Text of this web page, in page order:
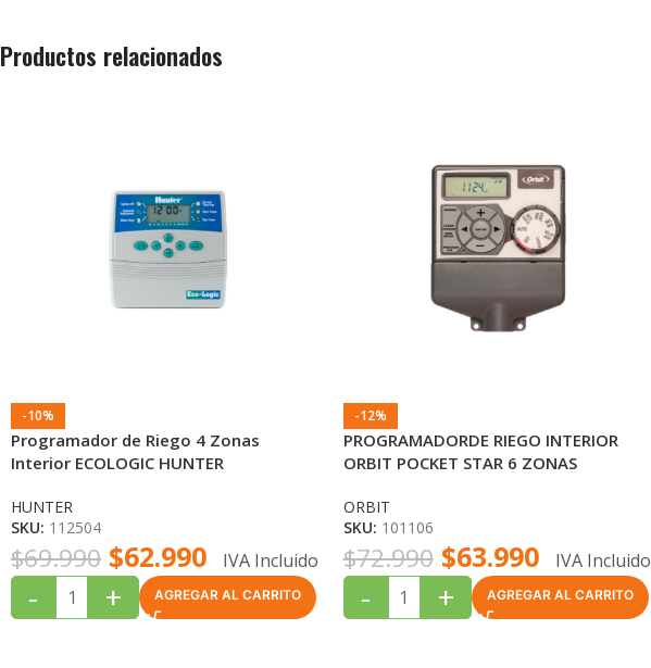
Productos relacionados
-10%
Programador de Riego 4 Zonas
Interior ECOLOGIC HUNTER
HUNTER
SKU: 112504
$69.990 $62.990 IVA Incluido
- + AGREGAR AL CARRITO
-12%
PROGRAMADORDE RIEGO INTERIOR
ORBIT POCKET STAR 6 ZONAS
ORBIT
SKU: 101106
$72.990 $63.990 IVA Incluido
- + AGREGAR AL CARRITO